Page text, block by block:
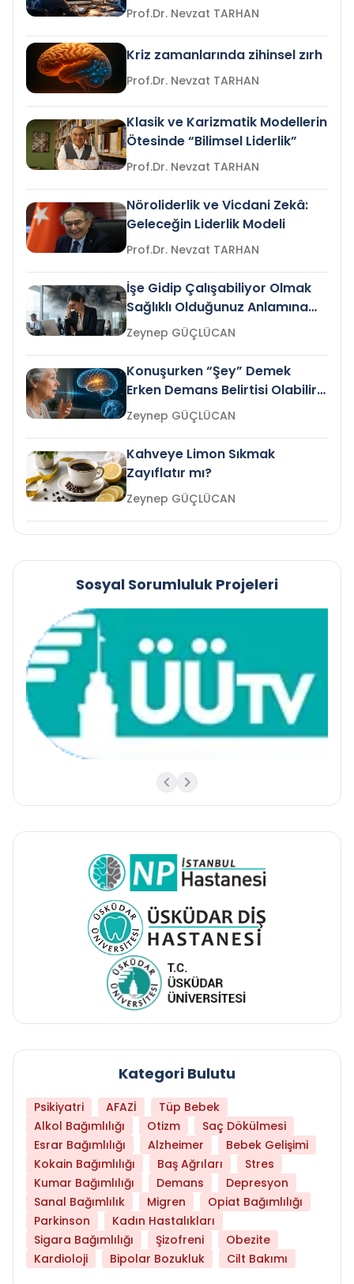
Prof.Dr. Nevzat TARHAN
Kriz zamanlarında zihinsel zırh
Prof.Dr. Nevzat TARHAN
Klasik ve Karizmatik Modellerin
Ötesinde “Bilimsel Liderlik”
Prof.Dr. Nevzat TARHAN
Nöroliderlik ve Vicdani Zekâ:
Geleceğin Liderlik Modeli
Prof.Dr. Nevzat TARHAN
İşe Gidip Çalışabiliyor Olmak
Sağlıklı Olduğunuz Anlamına
Gelir mi?Zeynep GÜÇLÜCAN
Konuşurken “Şey” Demek
Erken Demans Belirtisi Olabilir
mi?
Zeynep GÜÇLÜCAN
Kahveye Limon Sıkmak
Zayıflatır mı?
Zeynep GÜÇLÜCAN
Sosyal Sorumluluk Projeleri
Kategori Bulutu
Psikiyatri AFAZİ
Tüp Bebek
Alkol Bağımlılığı
Otizm
Saç Dökülmesi
Esrar Bağımlılığı
Alzheimer
Bebek Gelişimi
Kokain Bağımlılığı
Baş Ağrıları
Stres
Kumar Bağımlılığı
Demans
Depresyon
Sanal Bağımlılık
Migren
Opiat Bağımlılığı
Parkinson
Kadın Hastalıkları
Sigara Bağımlılığı
Şizofreni
Obezite
Kardioloji
Bipolar Bozukluk Cilt Bakımı